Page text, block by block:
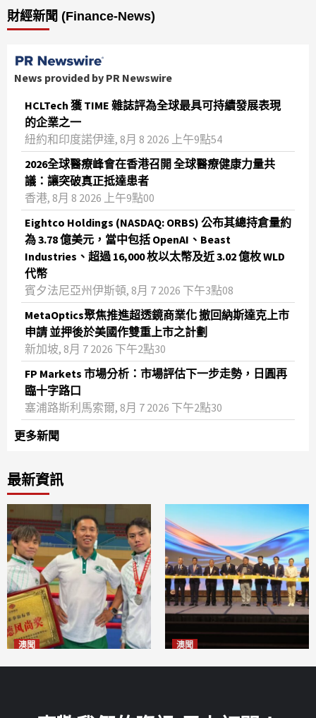
財經新聞 (Finance-News)
News provided by PR Newswire
HCLTech 獲 TIME 雜誌評為全球最具可持續發展表現
的企業之一
紐約和印度諾伊達, 8月 8 2026 上午9點54
2026全球醫療峰會在香港召開 全球醫療健康力量共
議：讓突破真正抵達患者
香港, 8月 8 2026 上午9點00
Eightco Holdings (NASDAQ: ORBS) 公布其總持倉量約
為 3.78 億美元，當中包括 OpenAI、Beast
Industries、超過 16,000 枚以太幣及近 3.02 億枚 WLD
代幣
賓夕法尼亞州伊斯頓, 8月 7 2026 下午3點08
MetaOptics聚焦推進超透鏡商業化 撤回納斯達克上市
申請 並押後於美國作雙重上市之計劃
新加坡, 8月 7 2026 下午2點30
FP Markets 市場分析：市場評估下一步走勢，日圓再
臨十字路口
塞浦路斯利馬索爾, 8月 7 2026 下午2點30
更多新聞
最新資訊
澳聞 澳聞